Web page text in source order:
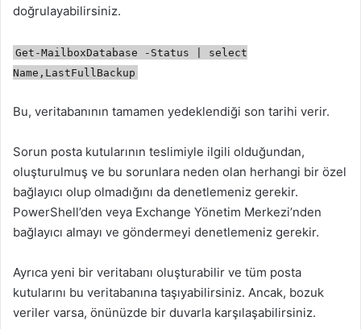
doğrulayabilirsiniz.
Get-MailboxDatabase -Status | select
Name,LastFullBackup
Bu, veritabanının tamamen yedeklendiği son tarihi verir.
Sorun posta kutularının teslimiyle ilgili olduğundan,
oluşturulmuş ve bu sorunlara neden olan herhangi bir özel
bağlayıcı olup olmadığını da denetlemeniz gerekir.
PowerShell’den veya Exchange Yönetim Merkezi’nden
bağlayıcı almayı ve göndermeyi denetlemeniz gerekir.
Ayrıca yeni bir veritabanı oluşturabilir ve tüm posta
kutularını bu veritabanına taşıyabilirsiniz. Ancak, bozuk
veriler varsa, önünüzde bir duvarla karşılaşabilirsiniz.